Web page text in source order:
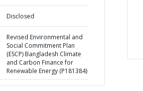
Disclosed
Revised Environmental and
Social Commitment Plan
(ESCP) Bangladesh Climate
and Carbon Finance for
Renewable Energy (P181384)